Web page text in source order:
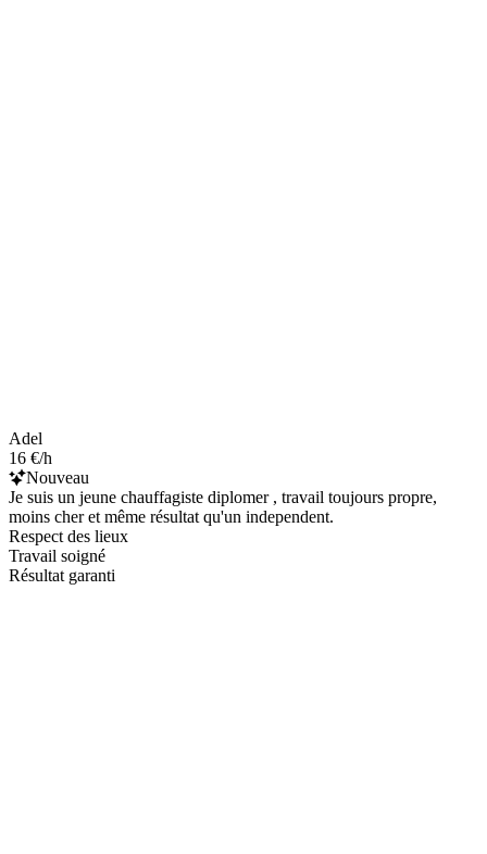
Adel
16 €/h
Nouveau
Je suis un jeune chauffagiste diplomer , travail toujours propre,
moins cher et même résultat qu'un independent.
Respect des lieux
Travail soigné
Résultat garanti